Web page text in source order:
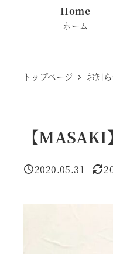
Home
ホーム
トップページ お知
【
投稿日
2020.05.31
更新